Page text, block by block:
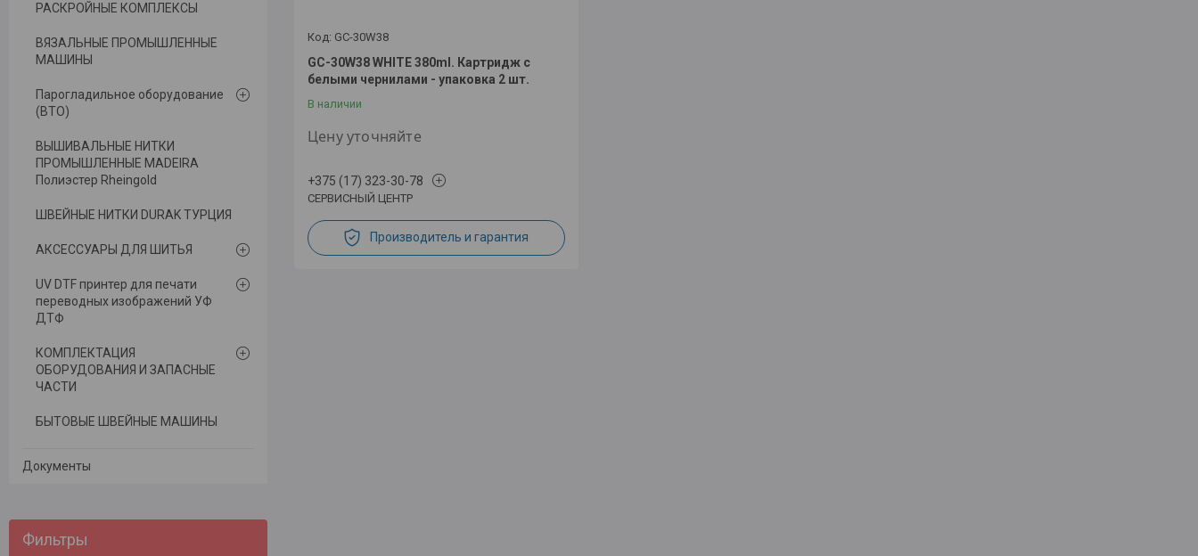
GC-30W38
GC-30W38 WHITE 380ml. Картридж с
белыми чернилами - упаковка 2 шт.
В наличии
Цену уточняйте
+375 (17) 323-30-78
СЕРВИСНЫЙ ЦЕНТР
Производитель и гарантия
РАСКРОЙНЫЕ КОМПЛЕКСЫ
ВЯЗАЛЬНЫЕ ПРОМЫШЛЕННЫЕ
МАШИНЫ
Парогладильное оборудование
(ВТО)
ВЫШИВАЛЬНЫЕ НИТКИ
ПРОМЫШЛЕННЫЕ MADEIRA
Полиэстер Rheingold
ШВЕЙНЫЕ НИТКИ DURAK ТУРЦИЯ
АКСЕССУАРЫ ДЛЯ ШИТЬЯ
UV DTF принтер для печати
переводных изображений УФ
ДТФ
КОМПЛЕКТАЦИЯ
ОБОРУДОВАНИЯ И ЗАПАСНЫЕ
ЧАСТИ
БЫТОВЫЕ ШВЕЙНЫЕ МАШИНЫ
Документы
Фильтры